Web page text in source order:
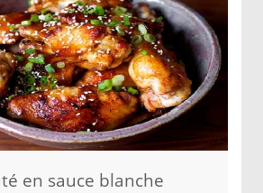
en sauce blanche